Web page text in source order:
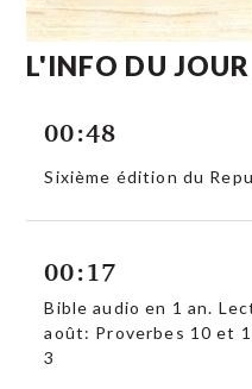
L'INFO DU JOUR
00:48
Sixième édition du
00:17
Bible audio en 1 an.
août: Proverbes 10 et
3